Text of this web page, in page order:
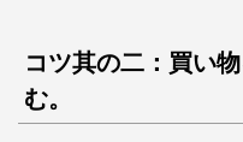
コツ其の二：買い
む。